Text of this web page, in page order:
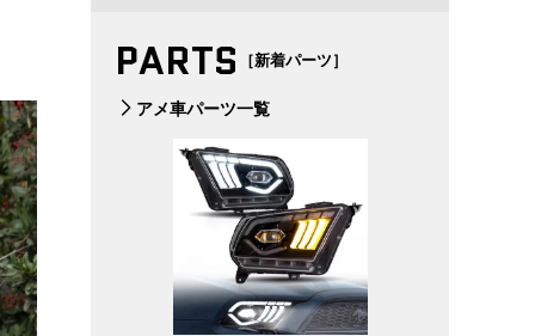
PARTS ［新着パーツ］
アメ車パーツ一覧